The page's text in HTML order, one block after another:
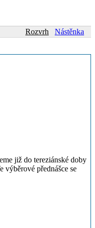
Rozvrh
Nástěnka
již do tereziánské doby
výběrové přednášce se